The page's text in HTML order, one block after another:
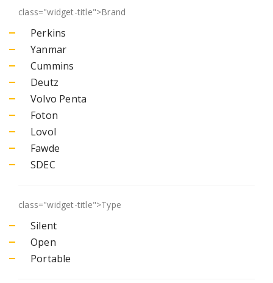
class="widget-title">Brand
Perkins
Yanmar
Cummins
Deutz
Volvo Penta
Foton
Lovol
Fawde
SDEC
class="widget-title">Type
Silent
Open
Portable